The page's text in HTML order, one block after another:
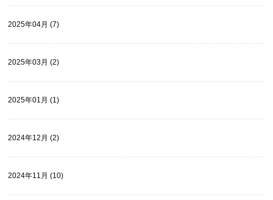
2025年04月 (7)
2025年03月 (2)
2025年01月 (1)
2024年12月 (2)
2024年11月 (10)